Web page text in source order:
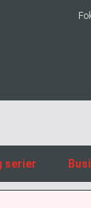
serier